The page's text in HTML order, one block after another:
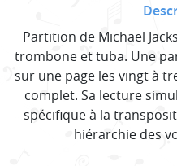
Partition de Michael
trombone et tuba. Une
sur une page les vingt à
complet. Sa lecture
spécifique à la
hiérarchie des